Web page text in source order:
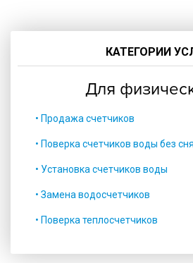
КАТЕГОРИИ
Для
• Продажа счетчиков
• Поверка счетчиков воды без
• Установка счетчиков воды
• Замена водосчетчиков
• Поверка теплосчетчиков